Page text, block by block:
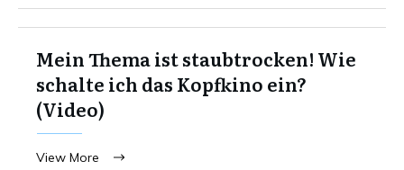
Mein Thema ist staubtrocken! Wie
schalte ich das Kopfkino ein?
(Video)
View More